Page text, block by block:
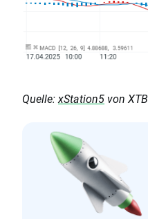
Quelle:xStation5 von XTB